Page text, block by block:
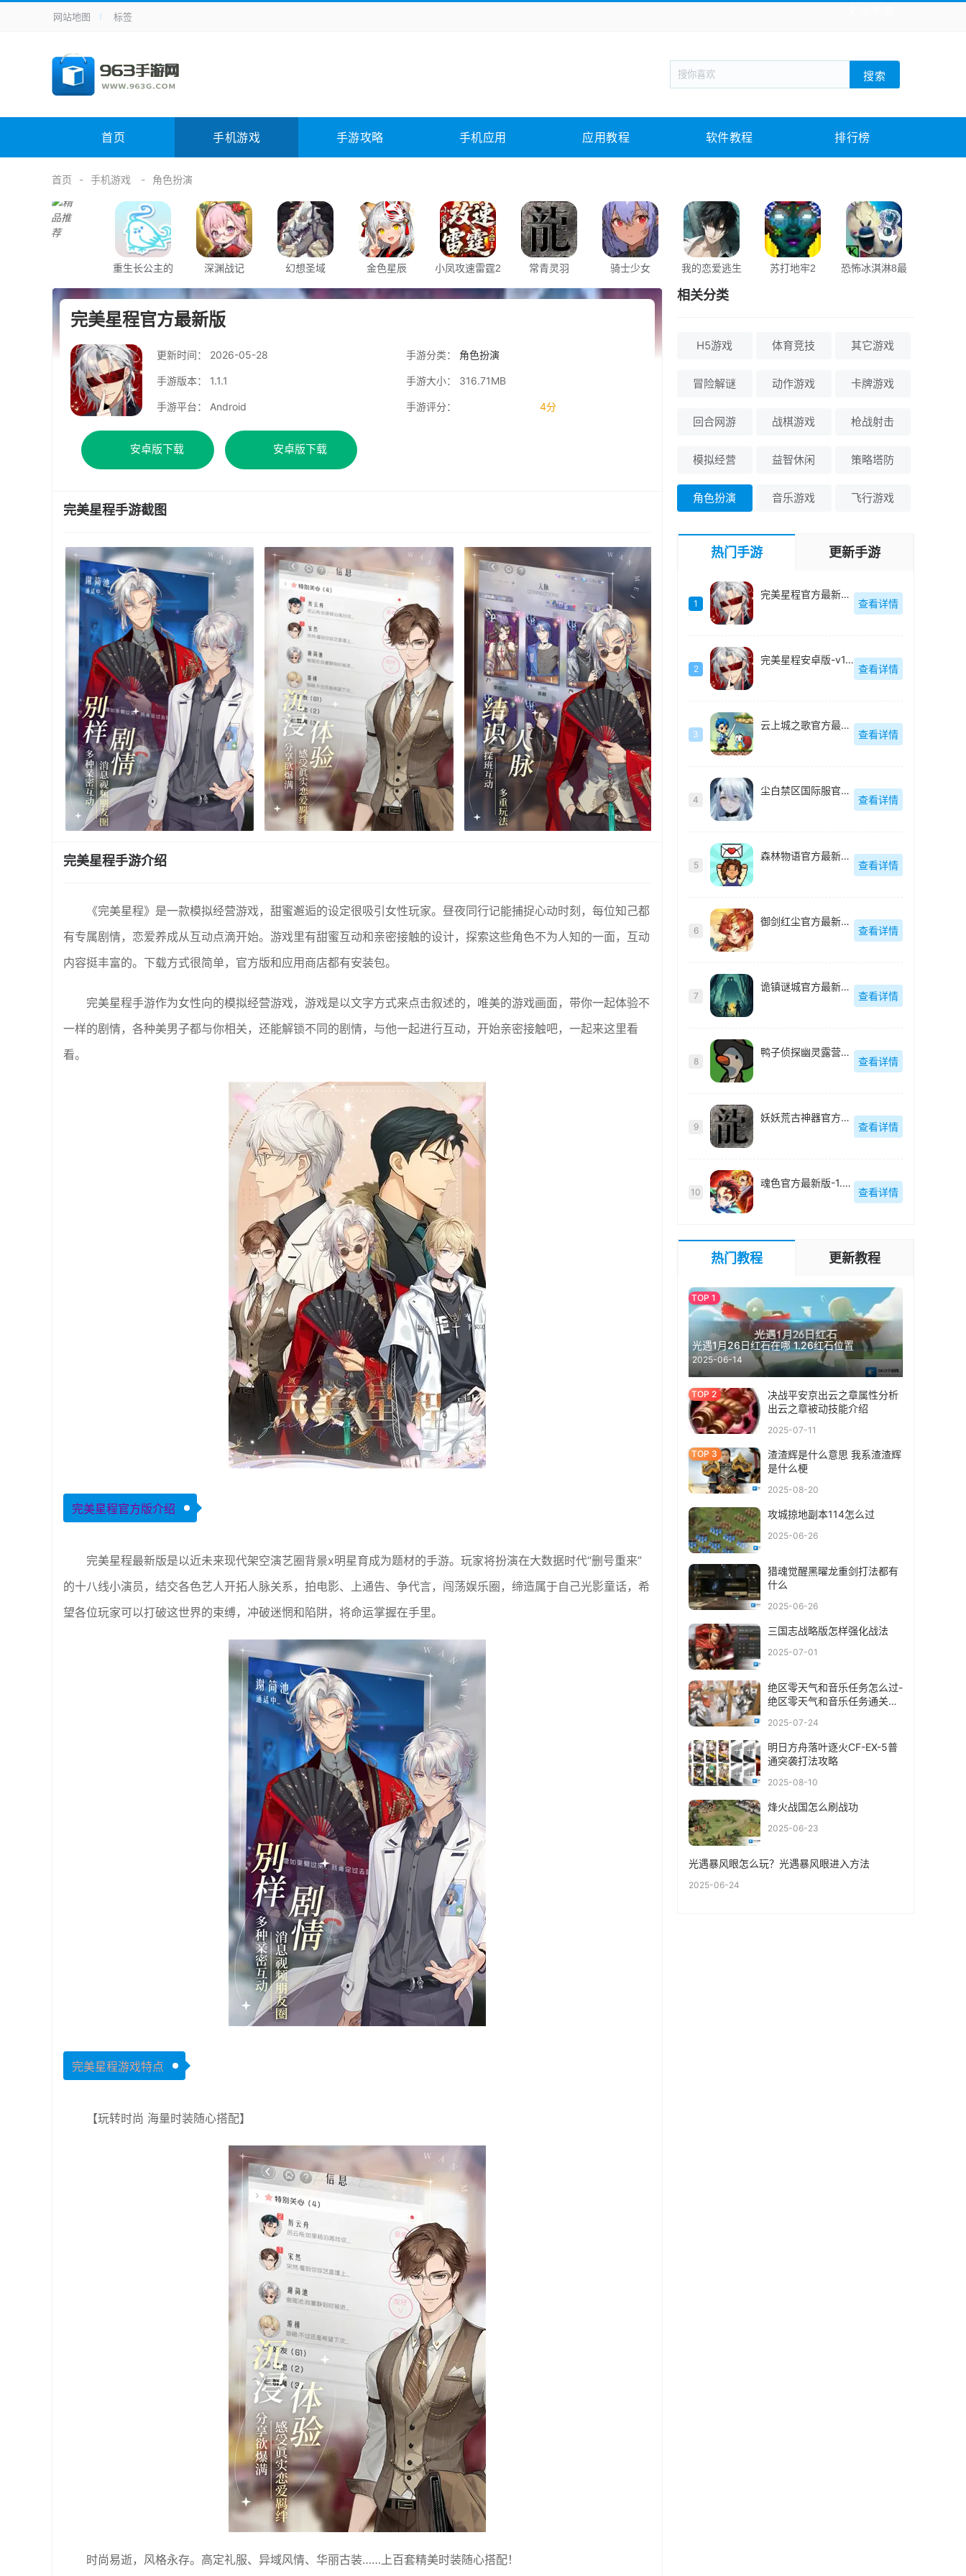
手机应用 新闻阅读 旅游出行 生活实用
手机游戏 体育竞技 战棋游戏 枪战射击 模拟经营
电脑软件 其它类别 图形软件 安全相关 应用软件 影音软件 插件下载 教育教学 游戏娱乐 系统软件 素材下载
未分类 综合其它
网站地图 标签
搜索
首页 手机游戏 手游攻略 手机应用 应用教程 软件教程 排行榜
首页 手机游戏 角色扮演
重生长公主的
深渊战记 幻想圣域 金色星辰
小凤攻速雷霆2
常青灵羽 骑士少女
我的恋爱逃生
苏打地牢2
恐怖冰淇淋8最
完美星程官方最新版
更新时间： 2026-05-28 手游分类： 角色扮演
手游版本： 1.1.1 手游大小： 316.71MB
手游平台： Android 手游评分： 4分
安卓版下载 安卓版下载
完美星程手游截图
完美星程手游介绍
《完美星程》是一款模拟经营游戏，甜蜜邂逅的设定很吸引女性玩家。昼夜同行记能捕捉心动时刻，每位知己都
有专属剧情，恋爱养成从互动点滴开始。游戏里有甜蜜互动和亲密接触的设计，探索这些角色不为人知的一面，互动
内容挺丰富的。下载方式很简单，官方版和应用商店都有安装包。
完美星程手游作为女性向的模拟经营游戏，游戏是以文字方式来点击叙述的，唯美的游戏画面，带你一起体验不
一样的剧情，各种美男子都与你相关，还能解锁不同的剧情，与他一起进行互动，开始亲密接触吧，一起来这里看
看。
完美星程官方版介绍
完美星程最新版是以近未来现代架空演艺圈背景x明星育成为题材的手游。玩家将扮演在大数据时代“删号重来”
的十八线小演员，结交各色艺人开拓人脉关系，拍电影、上通告、争代言，闯荡娱乐圈，缔造属于自己光影童话，希
望各位玩家可以打破这世界的束缚，冲破迷惘和陷阱，将命运掌握在手里。
完美星程游戏特点
【玩转时尚 海量时装随心搭配】
时尚易逝，风格永存。高定礼服、异域风情、华丽古装……上百套精美时装随心搭配！
相关分类
H5游戏 体育竞技 其它游戏
冒险解谜 动作游戏 卡牌游戏
回合网游 战棋游戏 枪战射击
模拟经营 益智休闲 策略塔防
角色扮演 音乐游戏 飞行游戏
热门手游 更新手游
1
完美星程官方最新版-1.1.1
查看详情
2
完美星程安卓版-v1.1.1
查看详情
3
云上城之歌官方最新版-10.79
查看详情
4
尘白禁区国际服官方最新版-v2.8.0.70
查看详情
5
森林物语官方最新版-v1.7.5
查看详情
6
御剑红尘官方最新版-1.0.48
查看详情
7
诡镇谜城官方最新版-v1.4.1
查看详情
8
鸭子侦探幽灵露营官方最新版-v2.3.25
查看详情
9
妖妖荒古神器官方最新版-v4.7.2
查看详情
10
魂色官方最新版-1.0.02
查看详情
热门教程 更新教程
光遇1月26日红石在哪 1.26红石位置
2025-06-14
决战平安京出云之章属性分析
出云之章被动技能介绍
2025-07-11
渣渣辉是什么意思 我系渣渣辉
是什么梗
2025-08-20
攻城掠地副本114怎么过
2025-06-26
猎魂觉醒黑曜龙重剑打法都有
什么
2025-06-26
三国志战略版怎样强化战法
2025-07-01
绝区零天气和音乐任务怎么过-
绝区零天气和音乐任务通关攻
2025-07-24
明日方舟落叶逐火CF-EX-5普
通突袭打法攻略
2025-08-10
烽火战国怎么刷战功
2025-06-23
光遇暴风眼怎么玩？光遇暴风眼进入方法
2025-06-24